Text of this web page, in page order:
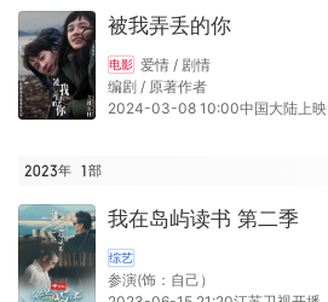
被我弄丢的你
电影 爱情 / 剧情
编剧 / 原著作者
2024-03-08 10:00中国大陆上映
2023年 1部
我在岛屿读书 第二季
综艺
参演(饰：自己）